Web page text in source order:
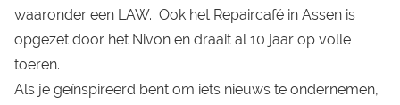
waaronder een LAW. Ook het Repaircafé in Assen is
opgezet door het Nivon en draait al 10 jaar op volle
toeren.
Als je geïnspireerd bent om iets nieuws te ondernemen,